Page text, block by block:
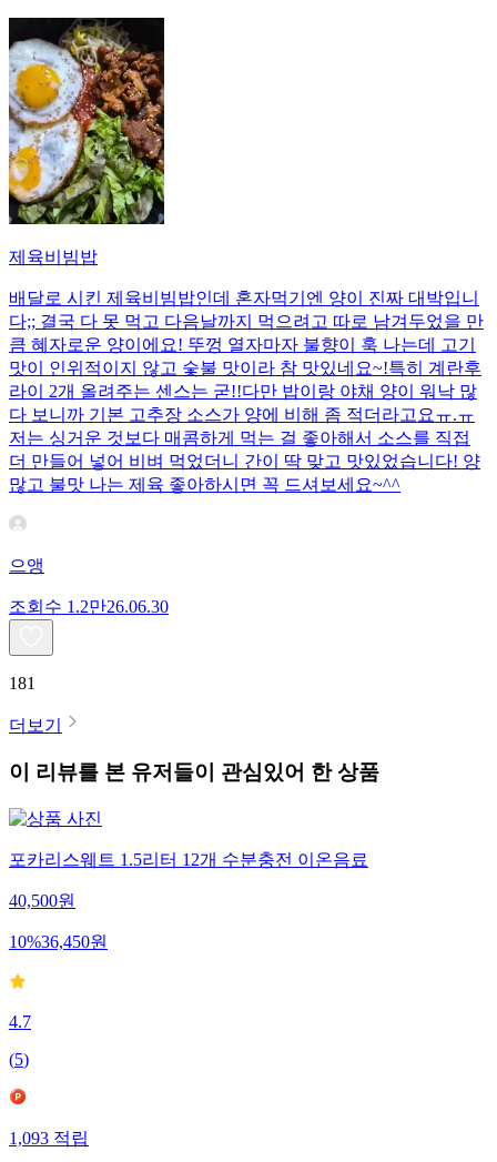
제육비빔밥
배달로 시킨 제육비빔밥인데 혼자먹기엔 양이 진짜 대박입니
다;; 결국 다 못 먹고 다음날까지 먹으려고 따로 남겨두었을 만
큼 혜자로운 양이에요! 뚜껑 열자마자 불향이 훅 나는데 고기
맛이 인위적이지 않고 숯불 맛이라 참 맛있네요~!특히 계란후
라이 2개 올려주는 센스는 굳!! ​다만 밥이랑 야채 양이 워낙 많
다 보니까 기본 고추장 소스가 양에 비해 좀 적더라고요ㅠ.ㅠ
저는 싱거운 것보다 매콤하게 먹는 걸 좋아해서 소스를 직접
더 만들어 넣어 비벼 먹었더니 간이 딱 맞고 맛있었습니다! 양
많고 불맛 나는 제육 좋아하시면 꼭 드셔보세요~^^
으앵
조회수 1.2만26.06.30
181
더보기
이 리뷰를 본 유저들이 관심있어 한 상품
포카리스웨트 1.5리터 12개 수분충전 이온음료
40,500원
10%36,450원
4.7
(5)
1,093 적립